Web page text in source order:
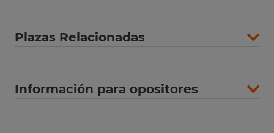
Plazas Relacionadas
Información para opositores